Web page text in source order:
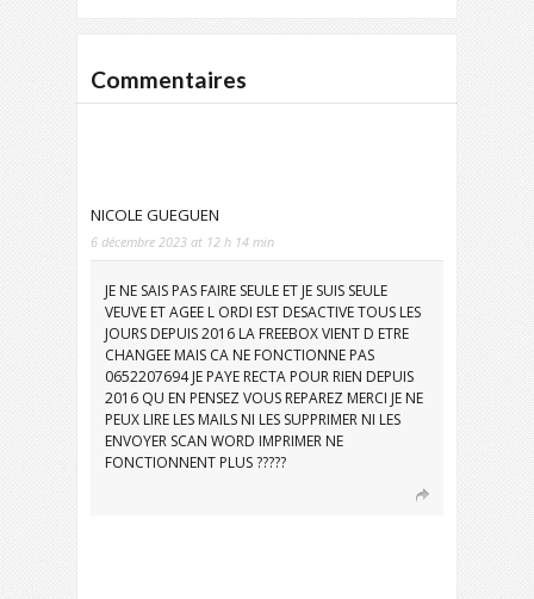
Commentaires
NICOLE GUEGUEN
6 décembre 2023 at 12 h 14 min
JE NE SAIS PAS FAIRE SEULE ET JE SUIS SEULE
VEUVE ET AGEE L ORDI EST DESACTIVE TOUS LES
JOURS DEPUIS 2016 LA FREEBOX VIENT D ETRE
CHANGEE MAIS CA NE FONCTIONNE PAS
0652207694 JE PAYE RECTA POUR RIEN DEPUIS
2016 QU EN PENSEZ VOUS REPAREZ MERCI JE NE
PEUX LIRE LES MAILS NI LES SUPPRIMER NI LES
ENVOYER SCAN WORD IMPRIMER NE
FONCTIONNENT PLUS ?????